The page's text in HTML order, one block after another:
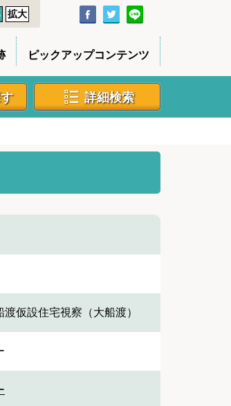
拡大
ピックアップコンテンツ
詳細検索
仮設住宅視察（大船渡）